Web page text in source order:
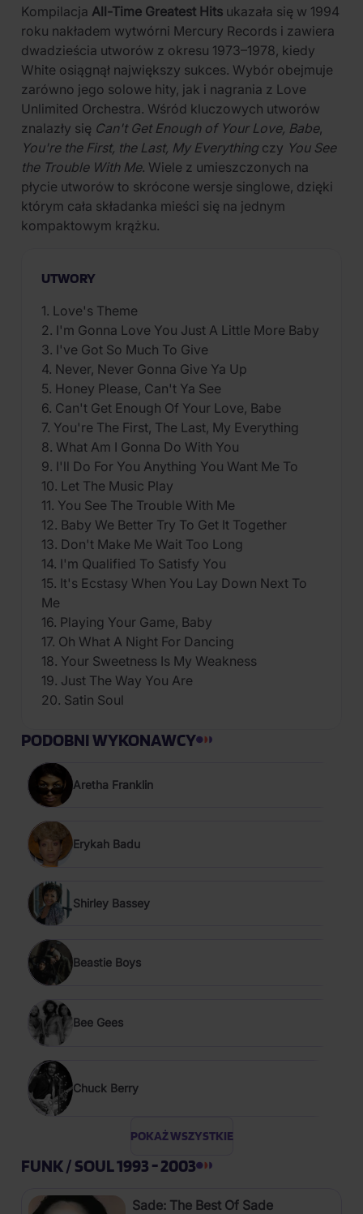
Kompilacja All-Time Greatest Hits ukazała się w 1994
roku nakładem wytwórni Mercury Records i zawiera
dwadzieścia utworów z okresu 1973–1978, kiedy
White osiągnął największy sukces. Wybór obejmuje
zarówno jego solowe hity, jak i nagrania z Love
Unlimited Orchestra. Wśród kluczowych utworów
znalazły się Can't Get Enough of Your Love, Babe,
You're the First, the Last, My Everything czy You See
the Trouble With Me. Wiele z umieszczonych na
płycie utworów to skrócone wersje singlowe, dzięki
którym cała składanka mieści się na jednym
kompaktowym krążku.
UTWORY
1. Love's Theme
2. I'm Gonna Love You Just A Little More Baby
3. I've Got So Much To Give
4. Never, Never Gonna Give Ya Up
5. Honey Please, Can't Ya See
6. Can't Get Enough Of Your Love, Babe
7. You're The First, The Last, My Everything
8. What Am I Gonna Do With You
9. I'll Do For You Anything You Want Me To
10. Let The Music Play
11. You See The Trouble With Me
12. Baby We Better Try To Get It Together
13. Don't Make Me Wait Too Long
14. I'm Qualified To Satisfy You
15. It's Ecstasy When You Lay Down Next To
Me
16. Playing Your Game, Baby
17. Oh What A Night For Dancing
18. Your Sweetness Is My Weakness
19. Just The Way You Are
20. Satin Soul
PODOBNI WYKONAWCY
Aretha Franklin
Erykah Badu
Shirley Bassey
Beastie Boys
Bee Gees
Chuck Berry
POKAŻ WSZYSTKIE
FUNK / SOUL 1993 - 2003
Sade: The Best Of Sade